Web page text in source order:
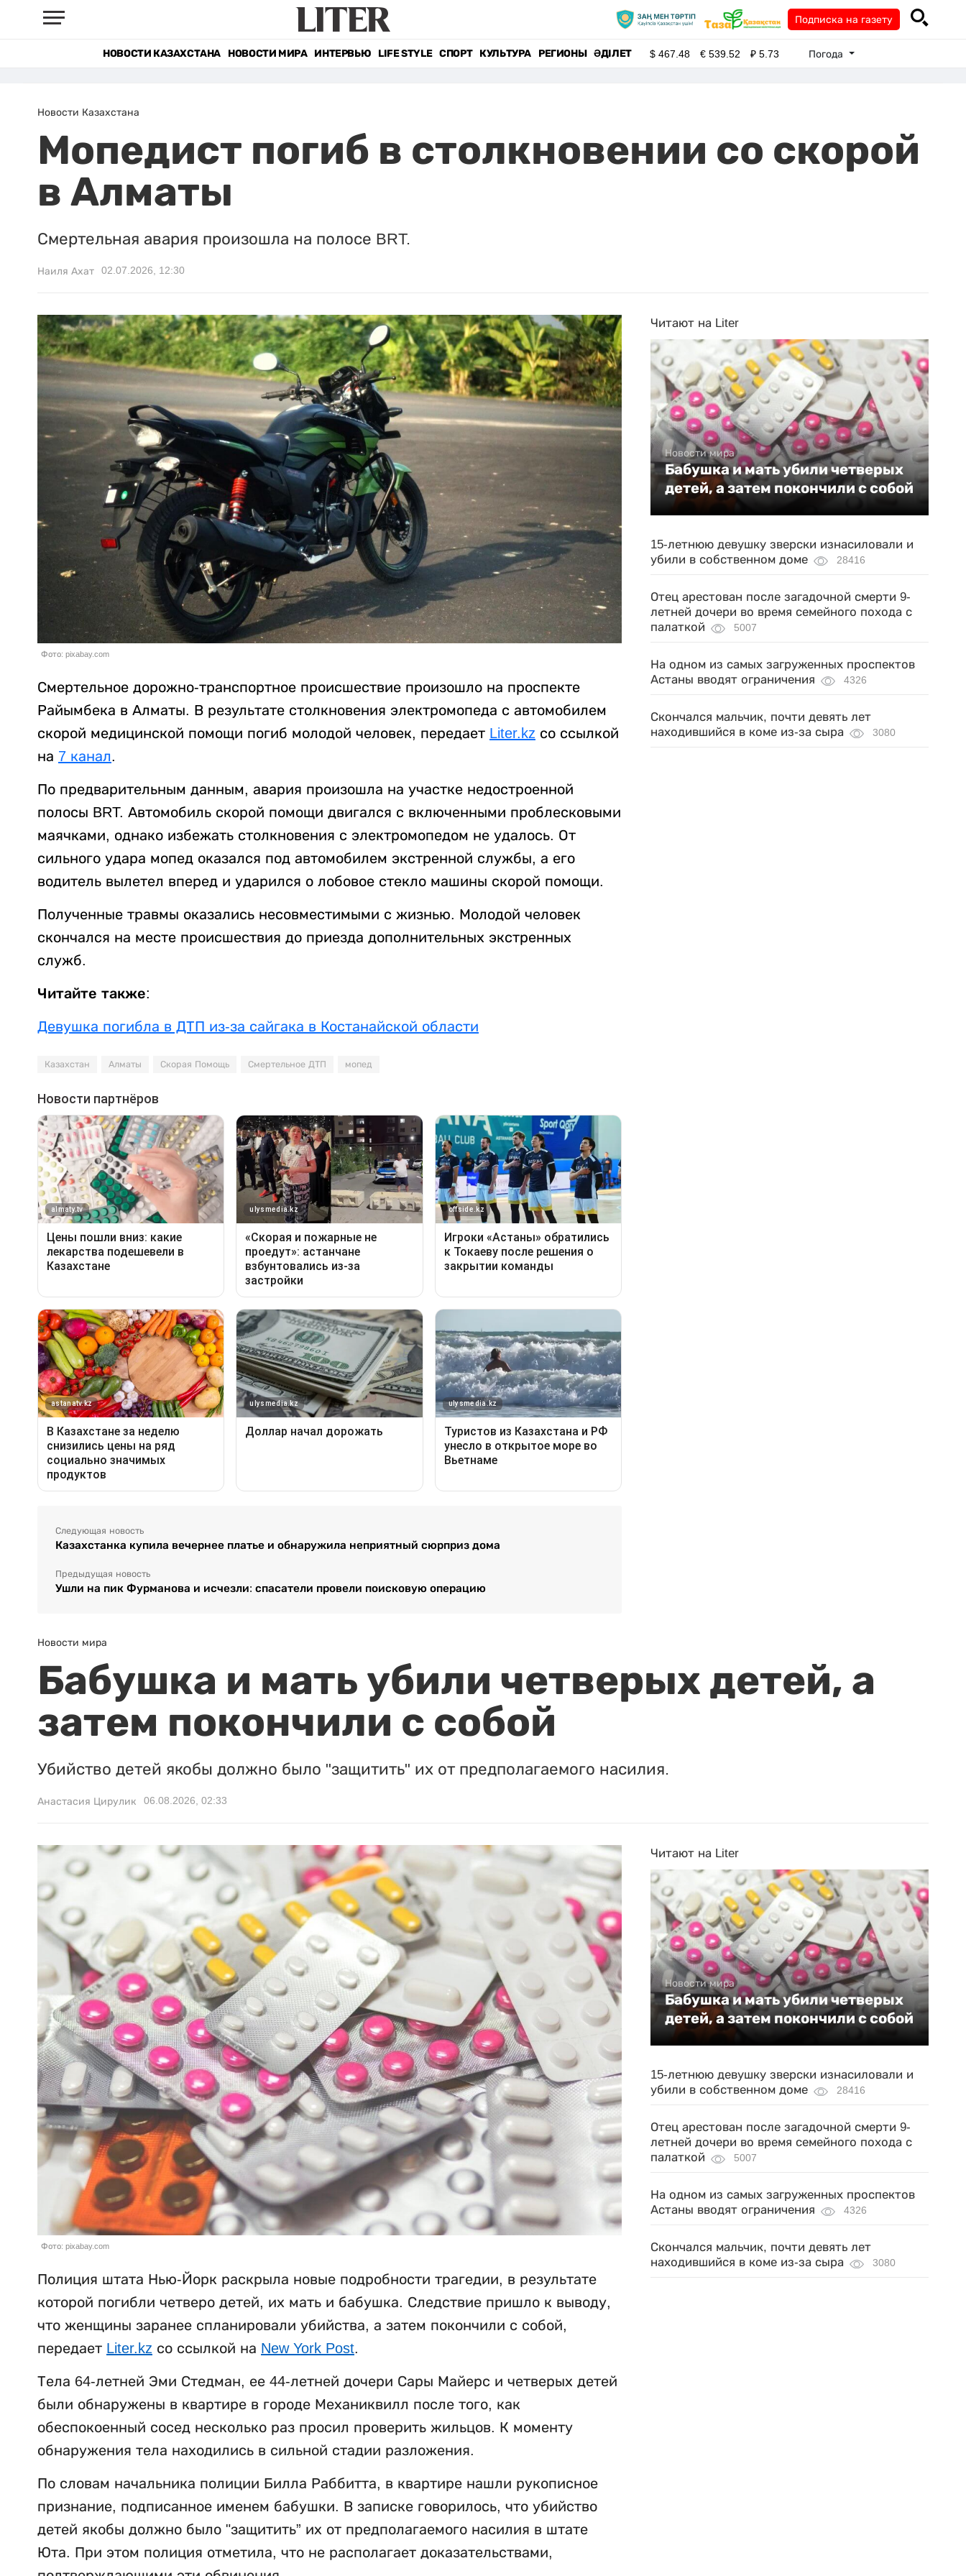
Подписка на газету
НОВОСТИ КАЗАХСТАНА НОВОСТИ МИРА ИНТЕРВЬЮ LIFE STYLE СПОРТ КУЛЬТУРА РЕГИОНЫ ӘДІЛЕТ $467.48 €539.52 ₽5.73 Погода
Новости Казахстана
Мопедист погиб в столкновении со скорой
в Алматы
Смертельная авария произошла на полосе BRT.
Наиля Ахат 02.07.2026, 12:30
Фото: pixabay.com
Смертельное дорожно-транспортное происшествие произошло на проспекте
Райымбека в Алматы. В результате столкновения электромопеда с автомобилем
скорой медицинской помощи погиб молодой человек, передает Liter.kz со ссылкой
на 7 канал.
По предварительным данным, авария произошла на участке недостроенной
полосы BRT. Автомобиль скорой помощи двигался с включенными проблесковыми
маячками, однако избежать столкновения с электромопедом не удалось. От
сильного удара мопед оказался под автомобилем экстренной службы, а его
водитель вылетел вперед и ударился о лобовое стекло машины скорой помощи.
Полученные травмы оказались несовместимыми с жизнью. Молодой человек
скончался на месте происшествия до приезда дополнительных экстренных
служб.
Читайте также:
Девушка погибла в ДТП из-за сайгака в Костанайской области
Казахстан Алматы Скорая Помощь Смертельное ДТП мопед
Следующая новость
Казахстанка купила вечернее платье и обнаружила неприятный сюрприз дома
Предыдущая новость
Ушли на пик Фурманова и исчезли: спасатели провели поисковую операцию
Читают на Liter
Новости мира
Бабушка и мать убили четверых
детей, а затем покончили с собой
15-летнюю девушку зверски изнасиловали и
убили в собственном доме
28416
Отец арестован после загадочной смерти 9-
летней дочери во время семейного похода с
палаткой
5007
На одном из самых загруженных проспектов
Астаны вводят ограничения
4326
Скончался мальчик, почти девять лет
находившийся в коме из-за сыра
3080
Новости мира
Бабушка и мать убили четверых детей, а
затем покончили с собой
Убийство детей якобы должно было "защитить" их от предполагаемого насилия.
Анастасия Цирулик 06.08.2026, 02:33
Фото: pixabay.com
Полиция штата Нью-Йорк раскрыла новые подробности трагедии, в результате
которой погибли четверо детей, их мать и бабушка. Следствие пришло к выводу,
что женщины заранее спланировали убийства, а затем покончили с собой,
передает Liter.kz со ссылкой на New York Post.
Тела 64-летней Эми Стедман, ее 44-летней дочери Сары Майерс и четверых детей
были обнаружены в квартире в городе Механиквилл после того, как
обеспокоенный сосед несколько раз просил проверить жильцов. К моменту
обнаружения тела находились в сильной стадии разложения.
По словам начальника полиции Билла Раббитта, в квартире нашли рукописное
признание, подписанное именем бабушки. В записке говорилось, что убийство
детей якобы должно было "защитить” их от предполагаемого насилия в штате
Юта. При этом полиция отметила, что не располагает доказательствами,
Читают на Liter
Новости мира
Бабушка и мать убили четверых
детей, а затем покончили с собой
15-летнюю девушку зверски изнасиловали и
убили в собственном доме
28416
Отец арестован после загадочной смерти 9-
летней дочери во время семейного похода с
палаткой
5007
На одном из самых загруженных проспектов
Астаны вводят ограничения
4326
Скончался мальчик, почти девять лет
находившийся в коме из-за сыра
3080